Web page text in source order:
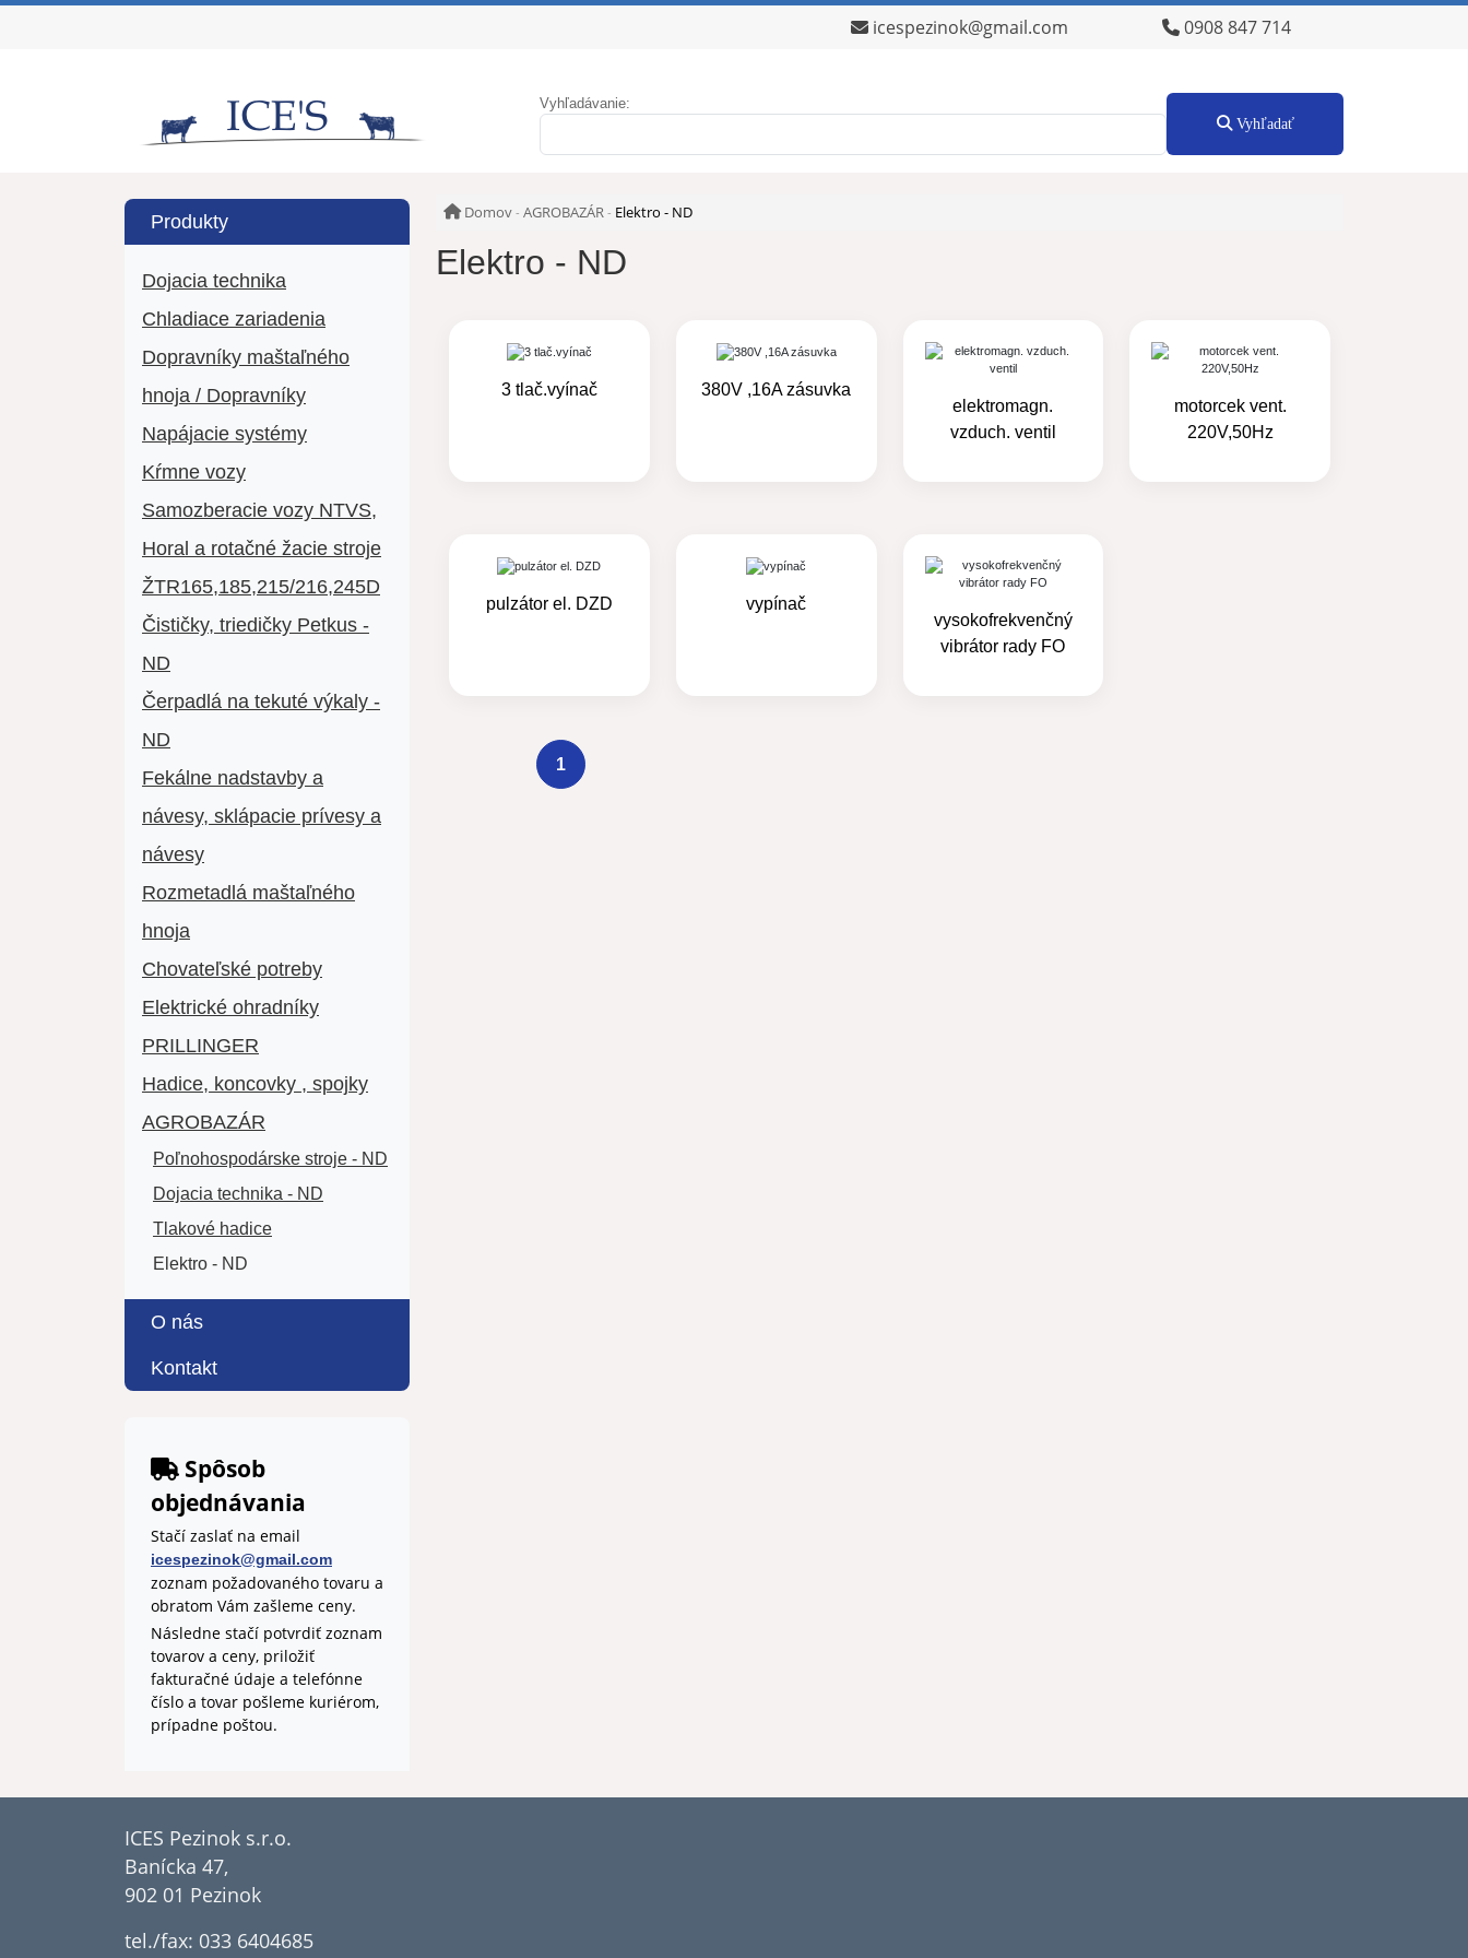
icespezinok@gmail.com 0908 847 714
Vyhľadávanie:
Vyhľadať
Produkty
Dojacia technika
Chladiace zariadenia
Dopravníky maštaľného
hnoja / Dopravníky
Napájacie systémy
Kŕmne vozy
Samozberacie vozy NTVS,
Horal a rotačné žacie stroje
ŽTR165,185,215/216,245D
Čističky, triedičky Petkus -
ND
Čerpadlá na tekuté výkaly -
ND
Fekálne nadstavby a
návesy, sklápacie prívesy a
návesy
Rozmetadlá maštaľného
hnoja
Chovateľské potreby
Elektrické ohradníky
PRILLINGER
Hadice, koncovky , spojky
AGROBAZÁR
Poľnohospodárske stroje - ND
Dojacia technika - ND
Tlakové hadice
Elektro - ND
O nás
Kontakt
Spôsob
objednávania
Stačí zaslať na email
icespezinok@gmail.com
zoznam požadovaného tovaru a
obratom Vám zašleme ceny.
Následne stačí potvrdiť zoznam
tovarov a ceny, priložiť
fakturačné údaje a telefónne
číslo a tovar pošleme kuriérom,
prípadne poštou.
Domov - AGROBAZÁR - Elektro - ND
Elektro - ND
3 tlač.vyínač
380V ,16A zásuvka
elektromagn.
vzduch. ventil
motorcek vent.
220V,50Hz
pulzátor el. DZD
vypínač
vysokofrekvenčný
vibrátor rady FO
1
ICES Pezinok s.r.o.
Banícka 47,
902 01 Pezinok
tel./fax: 033 6404685